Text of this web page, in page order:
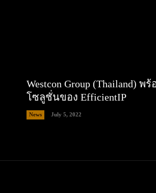
Westcon Group (Thailand) พ
โซลูชั่นของ EfficientIP
News July 5, 2022